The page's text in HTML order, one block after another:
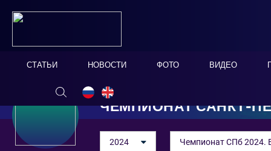
СТАТЬИ НОВОСТИ ФОТО ВИДЕО
ЧЕМПИОНАТ САНКТ-
2024 Чемпионат СПб 2024.